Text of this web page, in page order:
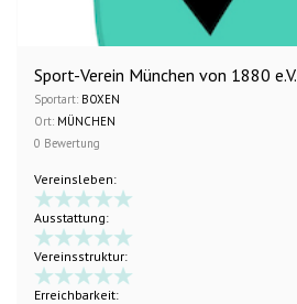
Sport-Verein München von 1880 e.V.
Sportart: BOXEN
Ort: MÜNCHEN
0 Bewertung
Vereinsleben:
Ausstattung:
Vereinsstruktur:
Erreichbarkeit: